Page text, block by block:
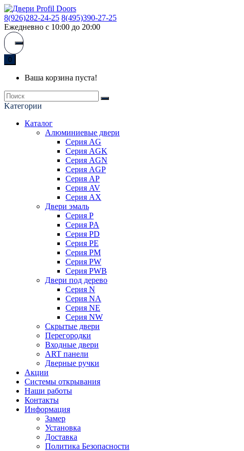
8(926)282-24-25 8(495)390-27-25
Ежедневно с 10:00 до 20:00
0
Ваша корзина пуста!
Kатегории
Каталог
Алюминиевые двери
Серия AG
Серия AGK
Серия AGN
Серия AGP
Серия AP
Серия AV
Серия AX
Двери эмаль
Серия P
Серия PA
Серия PD
Серия PE
Серия PM
Серия PW
Серия PWB
Двери под дерево
Серия N
Серия NA
Серия NE
Серия NW
Скрытые двери
Перегородки
Входные двери
ART панели
Дверные ручки
Акции
Системы открывания
Наши работы
Контакты
Информация
Замер
Установка
Доставка
Политика Безопасности